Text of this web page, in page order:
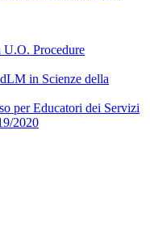
U.O. Procedure
in Scienze della
per Educatori dei Servizi
2020